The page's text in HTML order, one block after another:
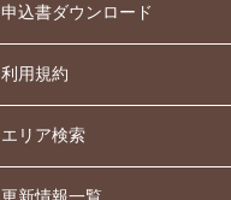
申込書ダウンロード
利用規約
エリア検索